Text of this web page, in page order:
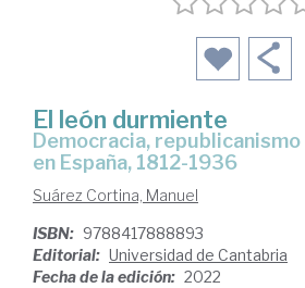
El león durmiente
democracia, republicanismo y federalismo
en España, 1812-1936
Suárez Cortina, Manuel
ISBN: 9788417888893
Editorial: Universidad de Cantabria
Fecha de la edición: 2022